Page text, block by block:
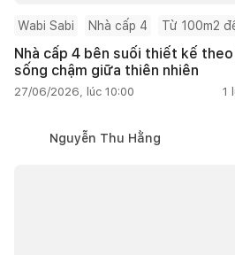
Wabi Sabi Nhà cấp 4 Từ 100m2
Nhà cấp 4 bên suối thiết kế
sống chậm giữa thiên nhiên
27/06/2026, lúc 10:00 1
Nguyễn Thu Hằng